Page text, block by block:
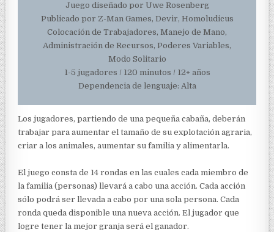
Juego diseñado por Uwe Rosenberg
Publicado por Z-Man Games, Devir, Homoludicus
Colocación de Trabajadores, Manejo de Mano,
Administración de Recursos, Poderes Variables,
Modo Solitario
1-5 jugadores / 120 minutos / 12+ años
Dependencia de lenguaje: Alta
Los jugadores, partiendo de una pequeña cabaña, deberán
trabajar para aumentar el tamaño de su explotación agraria,
criar a los animales, aumentar su familia y alimentarla.
El juego consta de 14 rondas en las cuales cada miembro de
la familia (personas) llevará a cabo una acción. Cada acción
sólo podrá ser llevada a cabo por una sola persona. Cada
ronda queda disponible una nueva acción. El jugador que
logre tener la mejor granja será el ganador.